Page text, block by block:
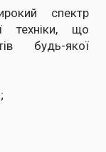
спектр
техніки, що
будь-якої